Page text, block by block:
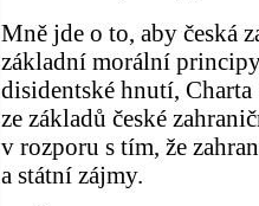
Mně jde o to, aby česká
základní morální
disidentské hnutí,
ze základů české
v rozporu s tím, že
a státní zájmy.